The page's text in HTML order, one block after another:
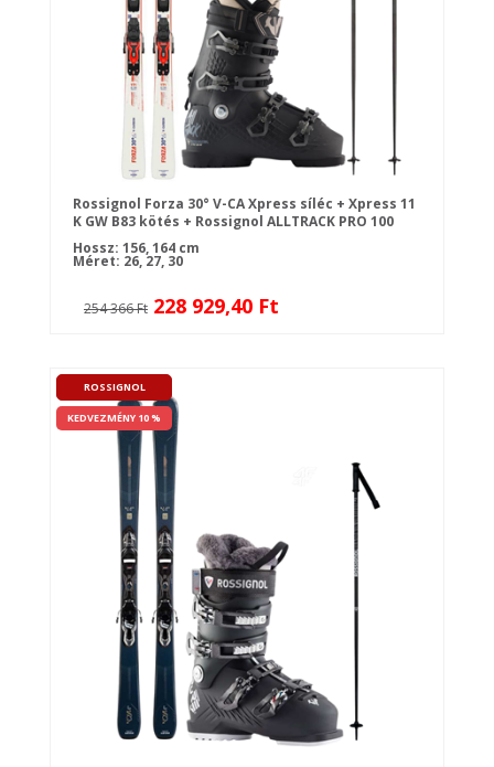
Rossignol Forza 30° V-CA Xpress síléc + Xpress 11
K GW B83 kötés + Rossignol ALLTRACK PRO 100
sícipő + síbotok
Hossz: 156, 164 cm
Méret: 26, 27, 30
254 366 Ft 228 929,40 Ft
ROSSIGNOL
KEDVEZMÉNY 10 %